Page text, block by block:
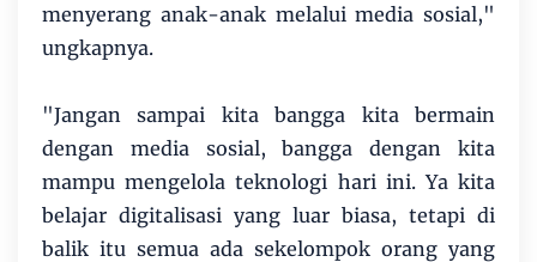
menyerang anak-anak melalui media sosial,"
ungkapnya.
"Jangan sampai kita bangga kita bermain
dengan media sosial, bangga dengan kita
mampu mengelola teknologi hari ini. Ya kita
belajar digitalisasi yang luar biasa, tetapi di
balik itu semua ada sekelompok orang yang